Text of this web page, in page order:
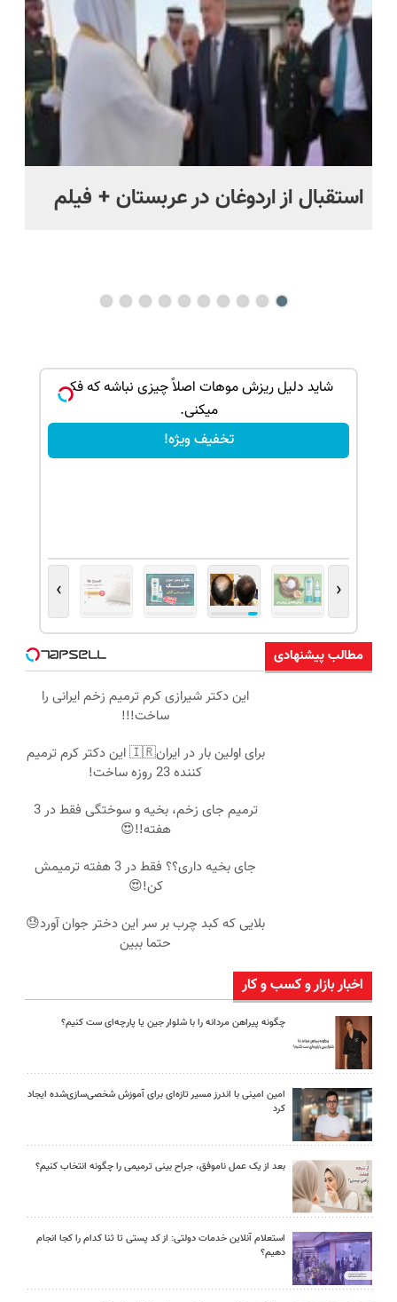
قسطی
اقساطی😍
استقبال از اردوغان در عربستان + فیلم
شاید دلیل ریزش موهات اصلاً چیزی نباشه که فکر
میکنی.
تخفیف ویژه!
‹
›
مطالب پیشنهادی
این دکتر شیرازی کرم ترمیم زخم ایرانی را
ساخت!!!
برای اولین بار در ایران🇮🇷 این دکتر کرم ترمیم
کننده 23 روزه ساخت!
ترمیم جای زخم، بخیه و سوختگی فقط در 3
هفته!!😍
جای بخیه داری؟؟ فقط در 3 هفته ترمیمش
کن!😍
بلایی که کبد چرب بر سر این دختر جوان آورد😓
حتما ببین
اخبار بازار و کسب و کار
چگونه پیراهن مردانه را با شلوار جین یا پارچه‌ای ست کنیم؟
امین امینی با اندرز مسیر تازه‌ای برای آموزش شخصی‌سازی‌شده ایجاد
کرد
بعد از یک عمل ناموفق، جراح بینی ترمیمی را چگونه انتخاب کنیم؟
استعلام آنلاین خدمات دولتی: از کد پستی تا ثنا کدام را کجا انجام
دهیم؟